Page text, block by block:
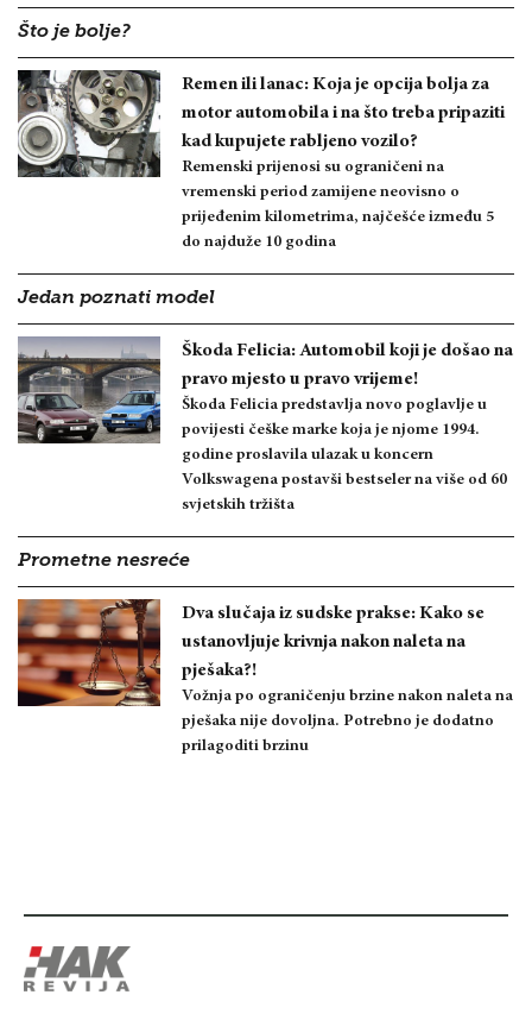
Što je bolje?
Remen ili lanac: Koja je opcija bolja za
motor automobila i na što treba pripaziti
kad kupujete rabljeno vozilo?
Remenski prijenosi su ograničeni na
vremenski period zamijene neovisno o
prijeđenim kilometrima, najčešće između 5
do najduže 10 godina
Jedan poznati model
Škoda Felicia: Automobil koji je došao na
pravo mjesto u pravo vrijeme!
Škoda Felicia predstavlja novo poglavlje u
povijesti češke marke koja je njome 1994.
godine proslavila ulazak u koncern
Volkswagena postavši bestseler na više od 60
svjetskih tržišta
Prometne nesreće
Dva slučaja iz sudske prakse: Kako se
ustanovljuje krivnja nakon naleta na
pješaka?!
Vožnja po ograničenju brzine nakon naleta na
pješaka nije dovoljna. Potrebno je dodatno
prilagoditi brzinu